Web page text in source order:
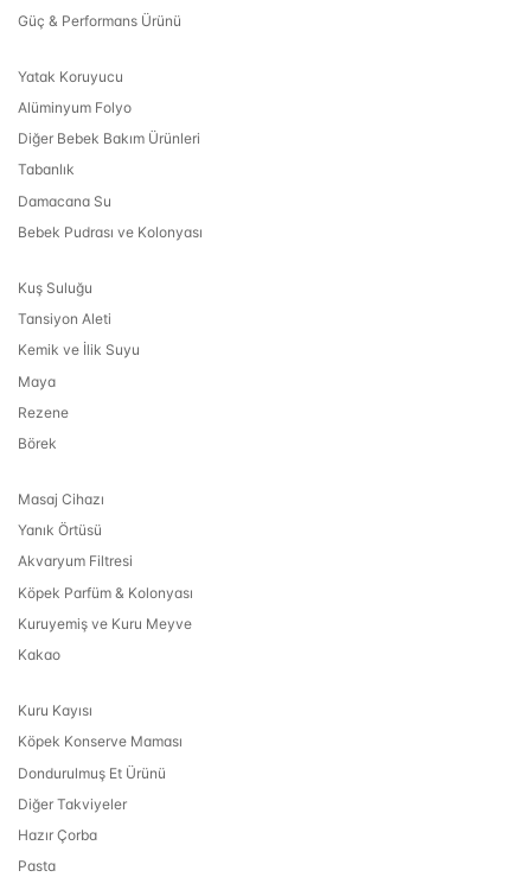
Güç & Performans Ürünü
Yatak Koruyucu
Alüminyum Folyo
Diğer Bebek Bakım Ürünleri
Tabanlık
Damacana Su
Bebek Pudrası ve Kolonyası
Kuş Suluğu
Tansiyon Aleti
Kemik ve İlik Suyu
Maya
Rezene
Börek
Masaj Cihazı
Yanık Örtüsü
Akvaryum Filtresi
Köpek Parfüm & Kolonyası
Kuruyemiş ve Kuru Meyve
Kakao
Kuru Kayısı
Köpek Konserve Maması
Dondurulmuş Et Ürünü
Diğer Takviyeler
Hazır Çorba
Pasta